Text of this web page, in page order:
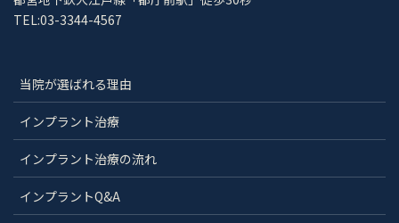
TEL:03-3344-4567
当院が選ばれる理由
インプラント治療
インプラント治療の流れ
インプラントQ&A